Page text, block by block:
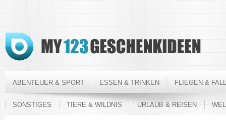
ABENTEUER & SPORT ESSEN & TRINKEN FLIEGEN &
SONSTIGES TIERE & WILDNIS URLAUB & REISEN